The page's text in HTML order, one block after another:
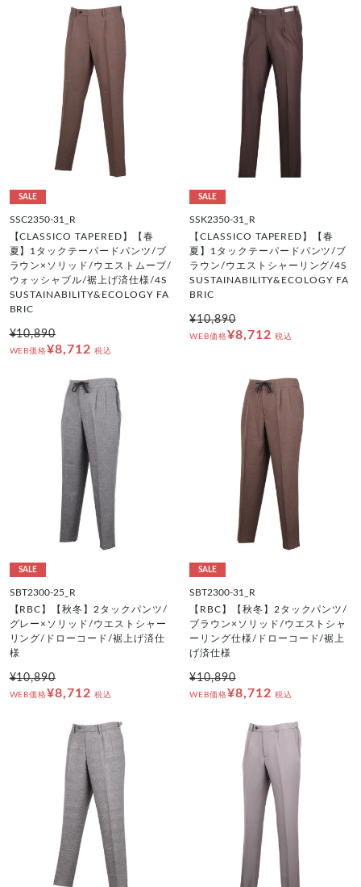
SALE
SSC2350-31_R
【CLASSICO TAPERED】【春
夏】1タックテーパードパンツ/ブ
ラウン×ソリッド/ウエストムーブ/
ウォッシャブル/裾上げ済仕様/4S
SUSTAINABILITY&ECOLOGY FA
BRIC
¥10,890
WEB価格¥8,712 税込
SALE
SSK2350-31_R
【CLASSICO TAPERED】【春
夏】1タックテーパードパンツ/ブ
ラウン/ウエストシャーリング/4S
SUSTAINABILITY&ECOLOGY FA
BRIC
¥10,890
WEB価格¥8,712 税込
SALE
SBT2300-25_R
【RBC】【秋冬】2タックパンツ/
グレー×ソリッド/ウエストシャー
リング/ドローコード/裾上げ済仕
様
¥10,890
WEB価格¥8,712 税込
SALE
SBT2300-31_R
【RBC】【秋冬】2タックパンツ/
ブラウン×ソリッド/ウエストシャ
ーリング仕様/ドローコード/裾上
げ済仕様
¥10,890
WEB価格¥8,712 税込